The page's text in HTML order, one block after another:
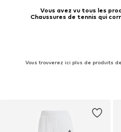
Vous avez vu tous les
Chaussures de tennis qui
Vous trouverez ici plus de produits